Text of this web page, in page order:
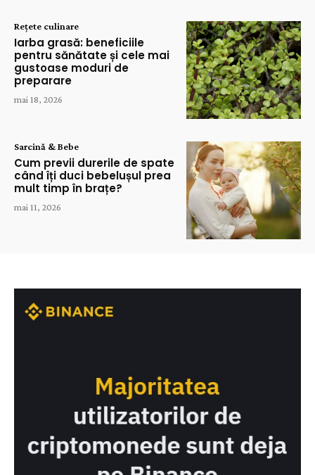
Rețete culinare
Iarba grasă: beneficiile
pentru sănătate și cele mai
gustoase moduri de
preparare
mai 18, 2026
Sarcină & Bebe
Cum previi durerile de spate
când îți duci bebelușul prea
mult timp în brațe?
mai 11, 2026